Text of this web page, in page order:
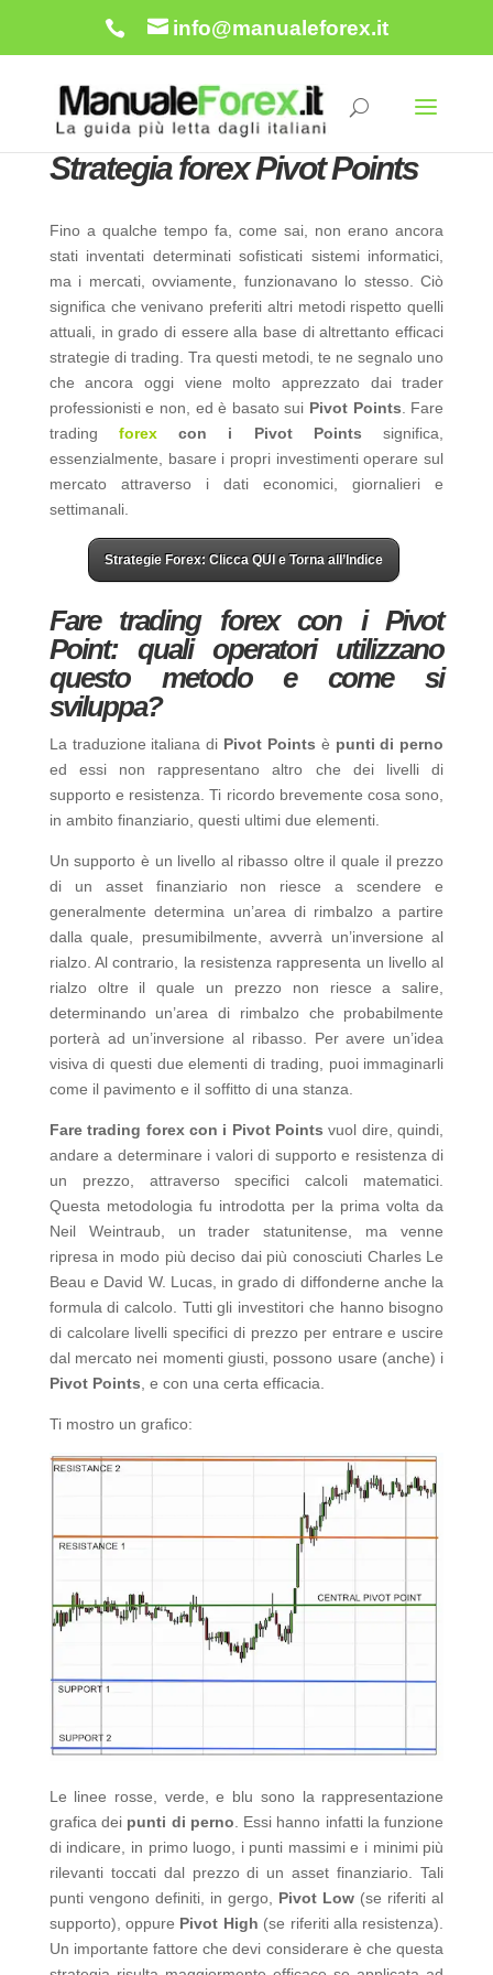
info@manualeforex.it
Strategia forex Pivot Points
Fino a qualche tempo fa, come sai, non erano ancora
stati inventati determinati sofisticati sistemi informatici,
ma i mercati, ovviamente, funzionavano lo stesso. Ciò
significa che venivano preferiti altri metodi rispetto quelli
attuali, in grado di essere alla base di altrettanto efficaci
strategie di trading. Tra questi metodi, te ne segnalo uno
che ancora oggi viene molto apprezzato dai trader
professionisti e non, ed è basato sui Pivot Points . Fare
tradingforex con i Pivot Points significa,
essenzialmente, basare i propri investimenti operare sul
mercato attraverso i dati economici, giornalieri e
settimanali.
Strategie Forex: Clicca QUI e Torna all’Indice
Fare trading forex con i Pivot
Point: quali operatori utilizzano
questo metodo e come si
sviluppa?
La traduzione italiana di Pivot Points è punti di perno
ed essi non rappresentano altro che dei livelli di
supporto e resistenza. Ti ricordo brevemente cosa sono,
in ambito finanziario, questi ultimi due elementi.
Un supporto è un livello al ribasso oltre il quale il prezzo
di un asset finanziario non riesce a scendere e
generalmente determina un’area di rimbalzo a partire
dalla quale, presumibilmente, avverrà un’inversione al
rialzo. Al contrario, la resistenza rappresenta un livello al
rialzo oltre il quale un prezzo non riesce a salire,
determinando un’area di rimbalzo che probabilmente
porterà ad un’inversione al ribasso. Per avere un’idea
visiva di questi due elementi di trading, puoi immaginarli
come il pavimento e il soffitto di una stanza.
Fare trading forex con i Pivot Points vuol dire, quindi,
andare a determinare i valori di supporto e resistenza di
un prezzo, attraverso specifici calcoli matematici.
Questa metodologia fu introdotta per la prima volta da
Neil Weintraub, un trader statunitense, ma venne
ripresa in modo più deciso dai più conosciuti Charles Le
Beau e David W. Lucas, in grado di diffonderne anche la
formula di calcolo. Tutti gli investitori che hanno bisogno
di calcolare livelli specifici di prezzo per entrare e uscire
dal mercato nei momenti giusti, possono usare (anche) i
Pivot Points , e con una certa efficacia.
Ti mostro un grafico:
Le linee rosse, verde, e blu sono la rappresentazione
grafica dei punti di perno. Essi hanno infatti la funzione
di indicare, in primo luogo, i punti massimi e i minimi più
rilevanti toccati dal prezzo di un asset finanziario. Tali
punti vengono definiti, in gergo, Pivot Low (se riferiti al
supporto), oppure Pivot High (se riferiti alla resistenza).
Un importante fattore che devi considerare è che questa